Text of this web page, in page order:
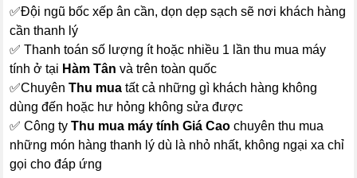
✅Đội ngũ bốc xếp ân cần, dọn dẹp sạch sẽ nơi khách hàng
cần thanh lý
✅ Thanh toán số lượng ít hoặc nhiều 1 lần thu mua máy
tính ở tại Hàm Tân và trên toàn quốc
✅ChuyênThu mua tất cả những gì khách hàng không
dùng đến hoặc hư hỏng không sửa được
✅ Công tyThu mua máy tính Giá Caochuyên thu mua
những món hàng thanh lý dù là nhỏ nhất, không ngại xa chỉ
gọi cho đáp ứng